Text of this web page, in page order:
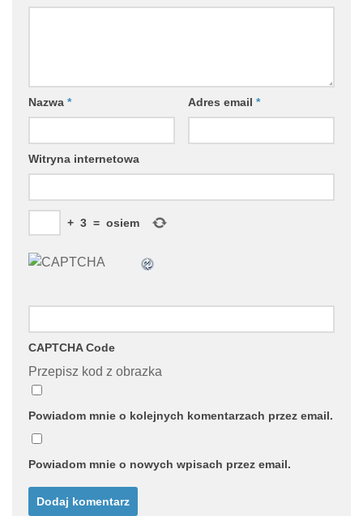
Nazwa * Adres email *
Witryna internetowa
+ 3 = osiem
CAPTCHA Code
Przepisz kod z obrazka
Powiadom mnie o kolejnych komentarzach przez email.
Powiadom mnie o nowych wpisach przez email.